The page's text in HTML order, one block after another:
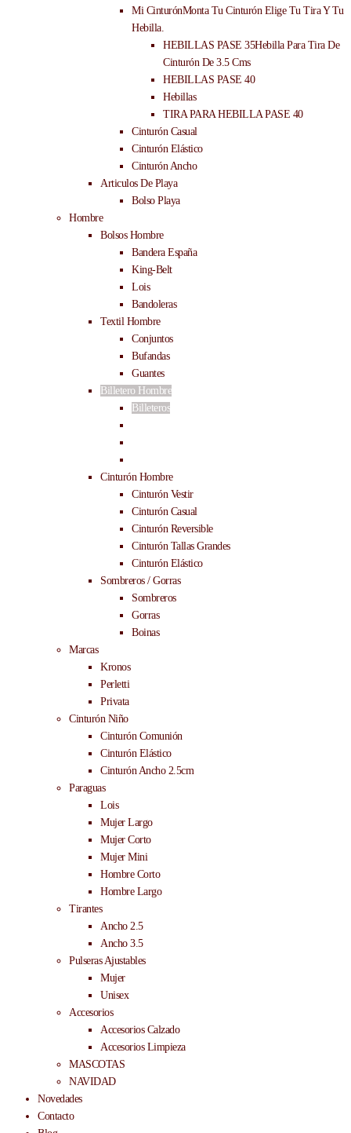
Mi CinturónMonta Tu Cinturón Elige Tu Tira Y Tu
Hebilla.
HEBILLAS PASE 35Hebilla Para Tira De
Cinturón De 3.5 Cms
HEBILLAS PASE 40
Hebillas
TIRA PARA HEBILLA PASE 40
Cinturón Casual
Cinturón Elástico
Cinturón Ancho
Articulos De Playa
Bolso Playa
Hombre
Bolsos Hombre
Bandera España
King-Belt
Lois
Bandoleras
Textil Hombre
Conjuntos
Bufandas
Guantes
Billetero Hombre
Billeteros
Cinturón Hombre
Cinturón Vestir
Cinturón Casual
Cinturón Reversible
Cinturón Tallas Grandes
Cinturón Elástico
Sombreros / Gorras
Sombreros
Gorras
Boinas
Marcas
Kronos
Perletti
Privata
Cinturón Niño
Cinturón Comunión
Cinturón Elástico
Cinturón Ancho 2.5cm
Paraguas
Lois
Mujer Largo
Mujer Corto
Mujer Mini
Hombre Corto
Hombre Largo
Tirantes
Ancho 2.5
Ancho 3.5
Pulseras Ajustables
Mujer
Unisex
Accesorios
Accesorios Calzado
Accesorios Limpieza
MASCOTAS
NAVIDAD
Novedades
Contacto